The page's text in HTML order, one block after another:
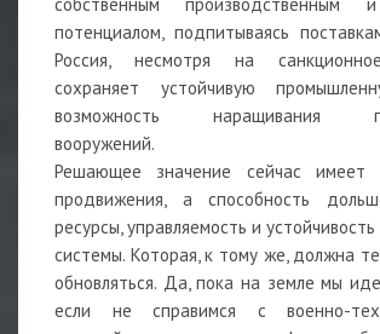
потенциалом, подпитываясь
Россия, несмотря на
сохраняет устойчивую
возможность наращивания
вооружений.
Решающее значение сейчас имеет
продвижения, а способность
ресурсы, управляемость и
системы. Которая, к тому же, должна
обновляться. Да, пока на земле мы
если не справимся с военно-